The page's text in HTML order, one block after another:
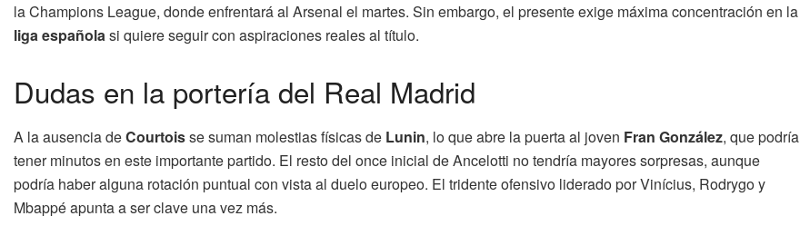
la Champions League, donde enfrentará al Arsenal el martes. Sin embargo, el presente exige máxima concentración en la
liga españolasi quiere seguir con aspiraciones reales al título.
Dudas en la portería del Real Madrid
A la ausencia deCourtoisse suman molestias físicas de Lunin, lo que abre la puerta al joven Fran González, que podría
tener minutos en este importante partido. El resto del once inicial de Ancelotti no tendría mayores sorpresas, aunque
podría haber alguna rotación puntual con vista al duelo europeo. El tridente ofensivo liderado por Vinícius, Rodrygo y
Mbappé apunta a ser clave una vez más.